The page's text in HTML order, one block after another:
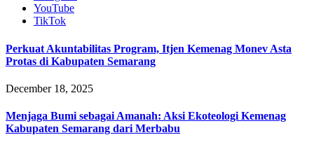
YouTube
TikTok
Perkuat Akuntabilitas Program, Itjen Kemenag Monev Asta
Protas di Kabupaten Semarang
December 18, 2025
Menjaga Bumi sebagai Amanah: Aksi Ekoteologi Kemenag
Kabupaten Semarang dari Merbabu